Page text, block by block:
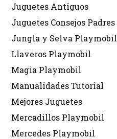
Juguetes Antiguos
Juguetes Consejos Padres
Jungla y Selva Playmobil
Llaveros Playmobil
Magia Playmobil
Manualidades Tutorial
Mejores Juguetes
Mercadillos Playmobil
Mercedes Playmobil